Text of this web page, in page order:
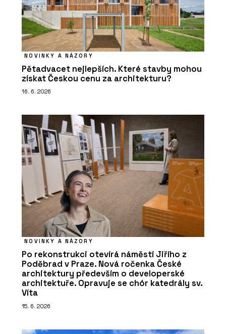
NOVINKY A NÁZORY
Pětadvacet nejlepších. Které stavby mohou
získat Českou cenu za architekturu?
16. 6. 2026
NOVINKY A NÁZORY
Po rekonstrukci otevírá náměstí Jiřího z
Poděbrad v Praze. Nová ročenka České
architektury především o developerské
architektuře. Opravuje se chór katedrály sv.
Víta
15. 6. 2026